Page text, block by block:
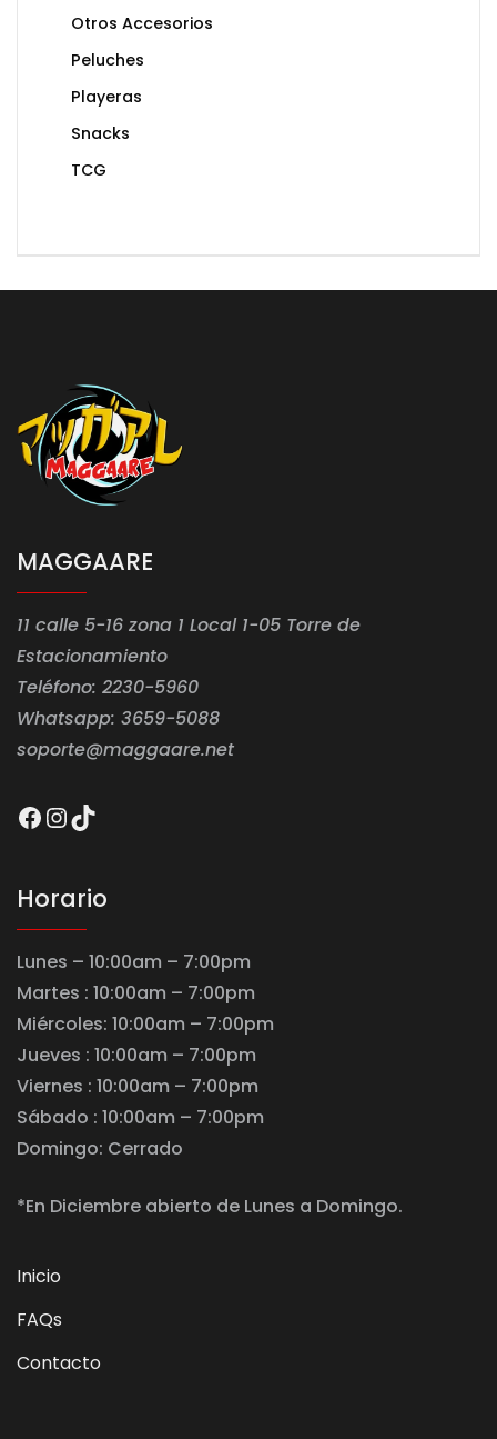
Otros Accesorios
Peluches
Playeras
Snacks
TCG
MAGGAARE
11 calle 5-16 zona 1 Local 1-05 Torre de
Estacionamiento
Teléfono: 2230-5960
Whatsapp: 3659-5088
soporte@maggaare.net
Facebook
Instagram
TikTok
Horario
Lunes – 10:00am – 7:00pm
Martes : 10:00am – 7:00pm
Miércoles: 10:00am – 7:00pm
Jueves : 10:00am – 7:00pm
Viernes : 10:00am – 7:00pm
Sábado : 10:00am – 7:00pm
Domingo: Cerrado
*En Diciembre abierto de Lunes a Domingo.
Inicio
FAQs
Contacto